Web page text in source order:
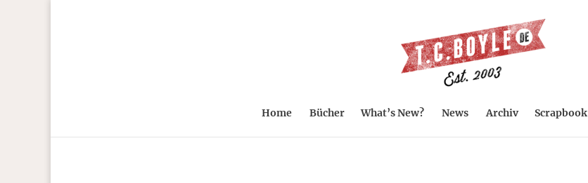
Home Bücher What’s New? News Archiv Scrapbook